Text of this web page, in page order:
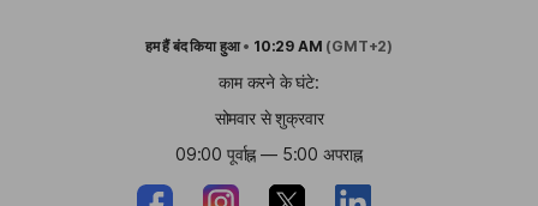
हम हैंबंद किया हुआ • 10:29 AM (GMT+2)
काम करने के घंटे:
सोमवार से शुक्रवार
09:00 पूर्वाह्न — 5:00 अपराह्न